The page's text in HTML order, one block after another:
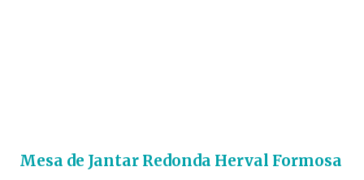
Mesa de Jantar Redonda Herval Formosa